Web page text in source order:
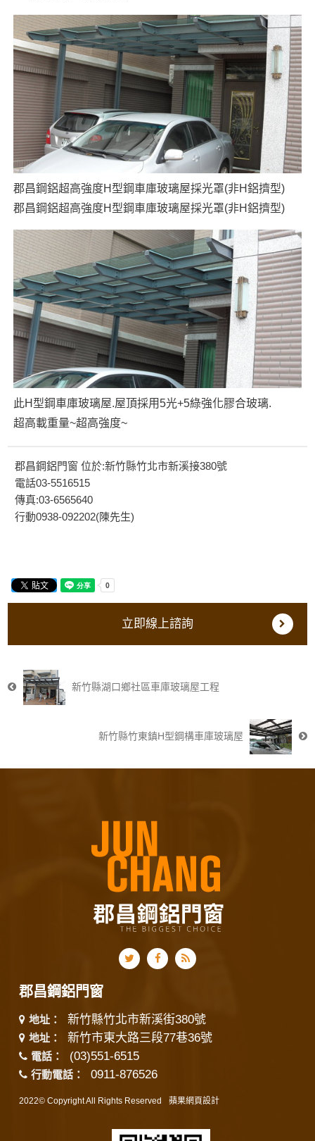
郡昌鋼鋁超高強度H型鋼車庫玻璃屋採光罩(非H鋁擠型)
郡昌鋼鋁超高強度H型鋼車庫玻璃屋採光罩(非H鋁擠型)
此H型鋼車庫玻璃屋.屋頂採用5光+5綠強化膠合玻璃.
超高載重量~超高強度~
郡昌鋼鋁門窗 位於:新竹縣竹北市新溪接380號
電話03-5516515
傳真:03-6565640
行動0938-092202(陳先生)
立即線上諮詢
新竹縣湖口鄉社區車庫玻璃屋工程
新竹縣竹東鎮H型鋼構車庫玻璃屋
郡昌鋼鋁門窗
地址： 新竹縣竹北市新溪街380號
地址： 新竹市東大路三段77巷36號
電話： (03)551-6515
行動電話： 0911-876526
2022© Copyright All Rights Reserved 蘋果網頁設計